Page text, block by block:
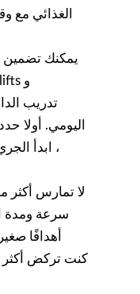
الغذائي مع
يمكنك تضمين
اليومي. أولا
، ابدأ
لا تمارس أكثر
سرعة ومدة
أهدافًا
كنت تركض أكثر